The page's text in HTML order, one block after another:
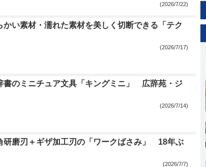
(2026/7/22)
かい素材・濡れた素材を美しく切断できる「テク
(2026/7/17)
書のミニチュア文具「キングミニ」 広辞苑・ジ
(2026/7/14)
研磨刃＋ギザ加工刃の「ワークばさみ」 18年ぶ
(2026/7/7)